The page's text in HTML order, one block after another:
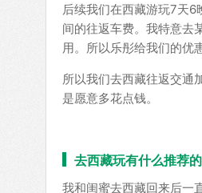
后续我们在西藏游玩7天
间的往返车费。我特意去
用。所以乐彤给我们的优
所以我们去西藏往返交通
是愿意多花点钱。
去西藏玩有什么推荐
我和闺蜜去西藏回来后一